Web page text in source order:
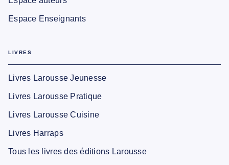
Espace Enseignants
LIVRES
Livres Larousse Jeunesse
Livres Larousse Pratique
Livres Larousse Cuisine
Livres Harraps
Tous les livres des éditions Larousse